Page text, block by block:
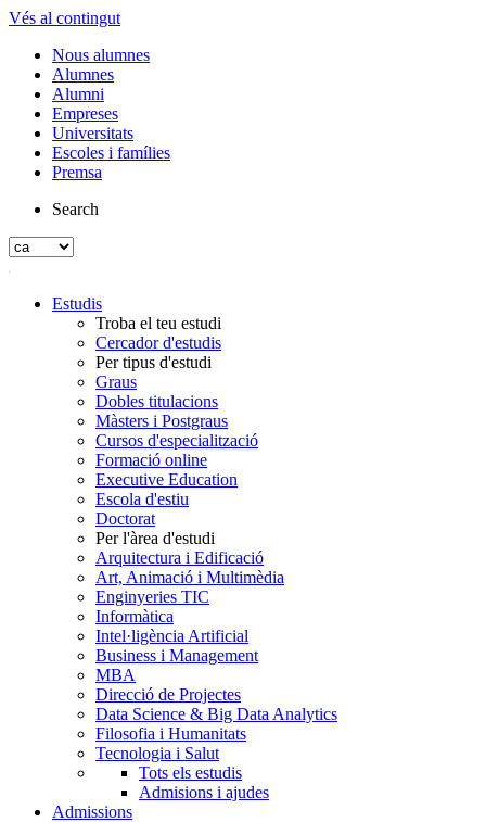
Vés al contingut
Nous alumnes
Alumnes
Alumni
Empreses
Universitats
Escoles i famílies
Premsa
Search
Estudis
Troba el teu estudi
Cercador d'estudis
Per tipus d'estudi
Graus
Dobles titulacions
Màsters i Postgraus
Cursos d'especialització
Formació online
Executive Education
Escola d'estiu
Doctorat
Per l'àrea d'estudi
Arquitectura i Edificació
Art, Animació i Multimèdia
Enginyeries TIC
Informàtica
Intel·ligència Artificial
Business i Management
MBA
Direcció de Projectes
Data Science & Big Data Analytics
Filosofia i Humanitats
Tecnologia i Salut
Tots els estudis
Admisions i ajudes
Admissions